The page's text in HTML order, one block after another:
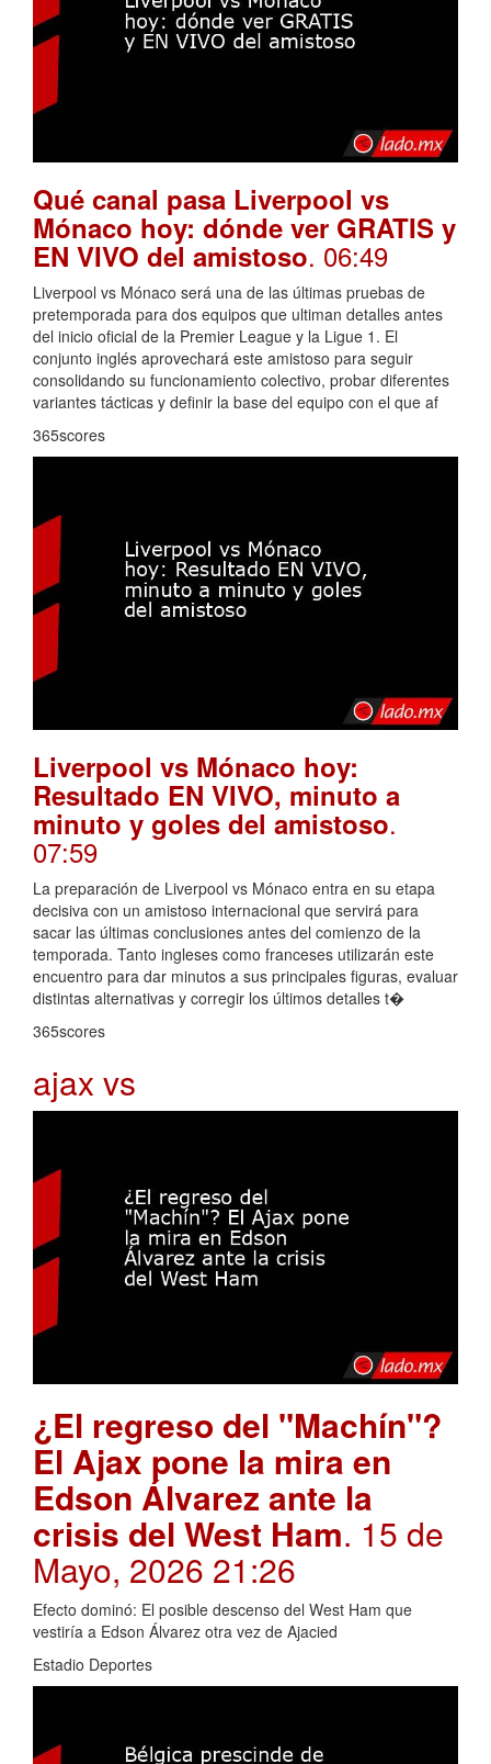
Qué canal pasa Liverpool vs
Mónaco hoy: dónde ver GRATIS y
EN VIVO del amistoso. 06:49
Liverpool vs Mónaco será una de las últimas pruebas de
pretemporada para dos equipos que ultiman detalles antes
del inicio oficial de la Premier League y la Ligue 1. El
conjunto inglés aprovechará este amistoso para seguir
consolidando su funcionamiento colectivo, probar diferentes
variantes tácticas y definir la base del equipo con el que af
365scores
Liverpool vs Mónaco hoy:
Resultado EN VIVO, minuto a
minuto y goles del amistoso.
07:59
La preparación de Liverpool vs Mónaco entra en su etapa
decisiva con un amistoso internacional que servirá para
sacar las últimas conclusiones antes del comienzo de la
temporada. Tanto ingleses como franceses utilizarán este
encuentro para dar minutos a sus principales figuras, evaluar
distintas alternativas y corregir los últimos detalles t�
365scores
ajax vs
¿El regreso del "Machín"?
El Ajax pone la mira en
Edson Álvarez ante la
crisis del West Ham. 15 de
Mayo, 2026 21:26
Efecto dominó: El posible descenso del West Ham que
vestiría a Edson Álvarez otra vez de Ajacied
Estadio Deportes